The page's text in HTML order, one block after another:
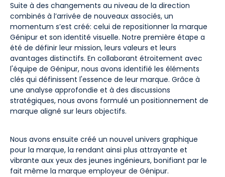
Suite à des changements au niveau de la direction
combinés à l’arrivée de nouveaux associés, un
momentum s’est créé: celui de repositionner la marque
Génipur et son identité visuelle. Notre première étape a
été de définir leur mission, leurs valeurs et leurs
avantages distinctifs. En collaborant étroitement avec
l'équipe de Génipur, nous avons identifié les éléments
clés qui définissent l'essence de leur marque. Grâce à
une analyse approfondie et à des discussions
stratégiques, nous avons formulé un positionnement de
marque aligné sur leurs objectifs.
Nous avons ensuite créé un nouvel univers graphique
pour la marque, la rendant ainsi plus attrayante et
vibrante aux yeux des jeunes ingénieurs, bonifiant par le
fait même la marque employeur de Génipur.